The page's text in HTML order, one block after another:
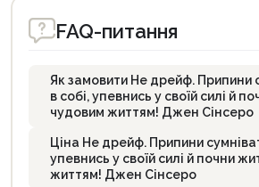
FAQ-питання
Як замовити Не дрейф. Припини
в собі, упевнись у своїй силі й
чудовим життям! Джен Сінсеро
Ціна Не дрейф. Припини
упевнись у своїй силі й почни
життям! Джен Сінсеро